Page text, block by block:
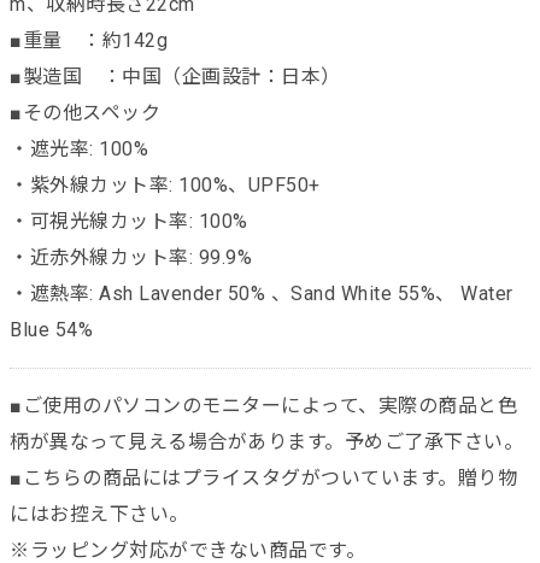
■重量 ：約142g
■製造国 ：中国（企画設計：日本）
■その他スペック
・遮光率: 100%
・紫外線カット率: 100%、UPF50+
・可視光線カット率: 100%
・近赤外線カット率: 99.9%
・遮熱率: Ash Lavender 50% 、Sand White 55%、 Water
Blue 54%
■ご使用のパソコンのモニターによって、実際の商品と色
柄が異なって見える場合があります。予めご了承下さい。
■こちらの商品にはプライスタグがついています。贈り物
にはお控え下さい。
※ラッピング対応ができない商品です。